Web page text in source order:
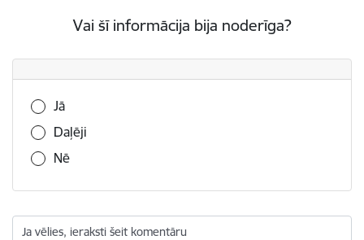
Vai šī informācija bija noderīga?
Vai šī informācija bija noderīga?
Jā
Daļēji
Nē
Ja vēlies, ieraksti šeit komentāru